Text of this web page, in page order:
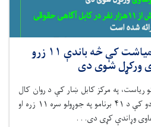
په کابل کې په تېره یوه میاشت کې څه باندې ۱۱ زرو
ورکړل شوی دی
په مرکز کابل ښار کې د روان کال
د محرم الحرام د میاشتې په اوږدو کې د ۴۱ برنامو په جوړولو سره ۱۱ زره او